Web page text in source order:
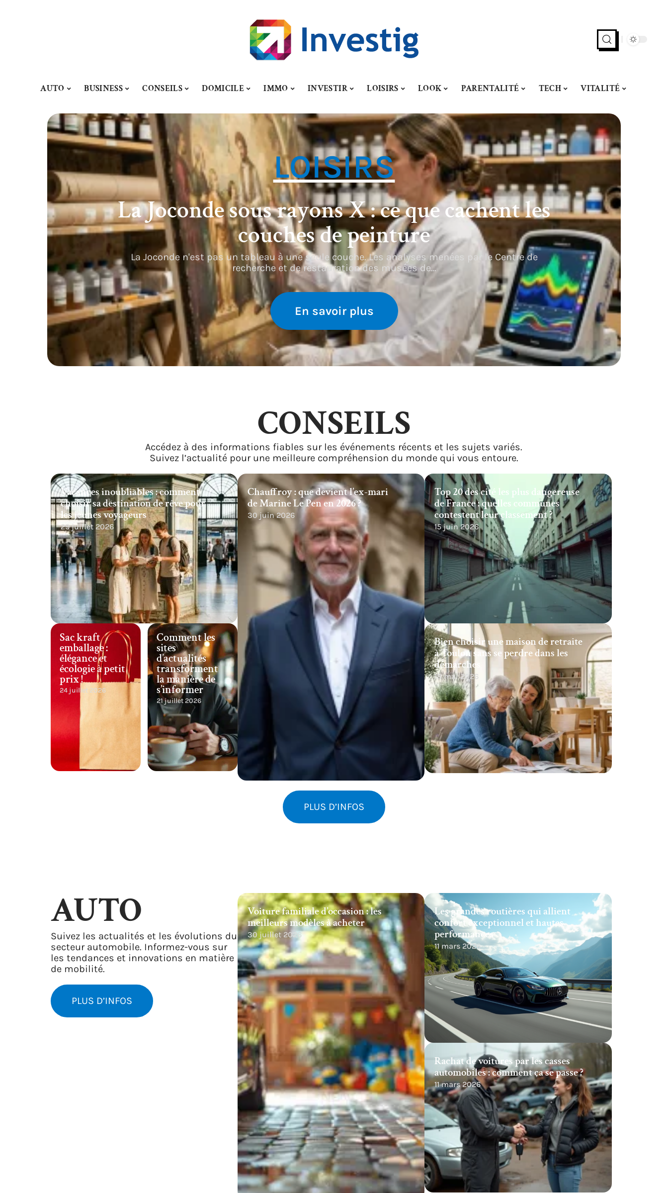
AUTO BUSINESS CONSEILS DOMICILE IMMO INVESTIR LOISIRS LOOK PARENTALITÉ TECH VITALITÉ
LOISIRS
La Joconde sous rayons X : ce que cachent les
couches de peinture
La Joconde n'est pas un tableau à une seule couche. Les analyses menées par le Centre de
recherche et de restauration des musées de…
En savoir plus
CONSEILS
Accédez à des informations fiables sur les événements récents et les sujets variés.
Suivez l’actualité pour une meilleure compréhension du monde qui vous entoure.
Vacances inoubliables : comment
choisir sa destination de rêve pour
les jeunes voyageurs
29 juillet 2026
Sac kraft
emballage :
élégance et
écologie à petit
prix !
24 juillet 2026
Comment les
sites
d’actualités
transforment
la manière de
s’informer
21 juillet 2026
Chauffroy : que devient l’ex-mari
de Marine Le Pen en 2026 ?
30 juin 2026
Top 20 des cité les plus dangereuse
de France : quelles communes
contestent leur classement ?
15 juin 2026
Bien choisir une maison de retraite
à Toulon sans se perdre dans les
démarches
18 mai 2026
PLUS D’INFOS
AUTO
Suivez les actualités et les évolutions du
secteur automobile. Informez-vous sur
les tendances et innovations en matière
de mobilité.
PLUS D’INFOS
Voiture familiale d’occasion : les
meilleurs modèles à acheter
30 juillet 2026
Les grandes routières qui allient
confort exceptionnel et hautes
performances
11 mars 2026
Rachat de voitures par les casses
automobiles : comment ça se passe ?
11 mars 2026